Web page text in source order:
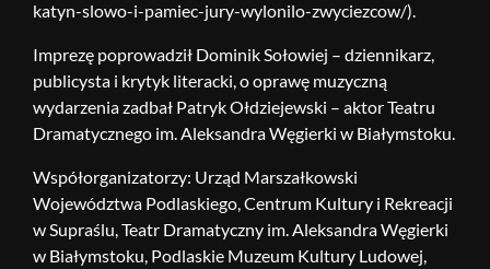
katyn-slowo-i-pamiec-jury-wylonilo-zwyciezcow/).
Imprezę poprowadził Dominik Sołowiej – dziennikarz,
publicysta i krytyk literacki, o oprawę muzyczną
wydarzenia zadbał Patryk Ołdziejewski – aktor Teatru
Dramatycznego im. Aleksandra Węgierki w Białymstoku.
Współorganizatorzy: Urząd Marszałkowski
Województwa Podlaskiego, Centrum Kultury i Rekreacji
w Supraślu, Teatr Dramatyczny im. Aleksandra Węgierki
w Białymstoku, Podlaskie Muzeum Kultury Ludowej,